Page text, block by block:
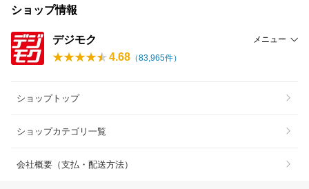
ショップ情報
デジモク メニュー
4.68 （83,965件）
ショップトップ
ショップカテゴリ一覧
会社概要（支払・配送方法）